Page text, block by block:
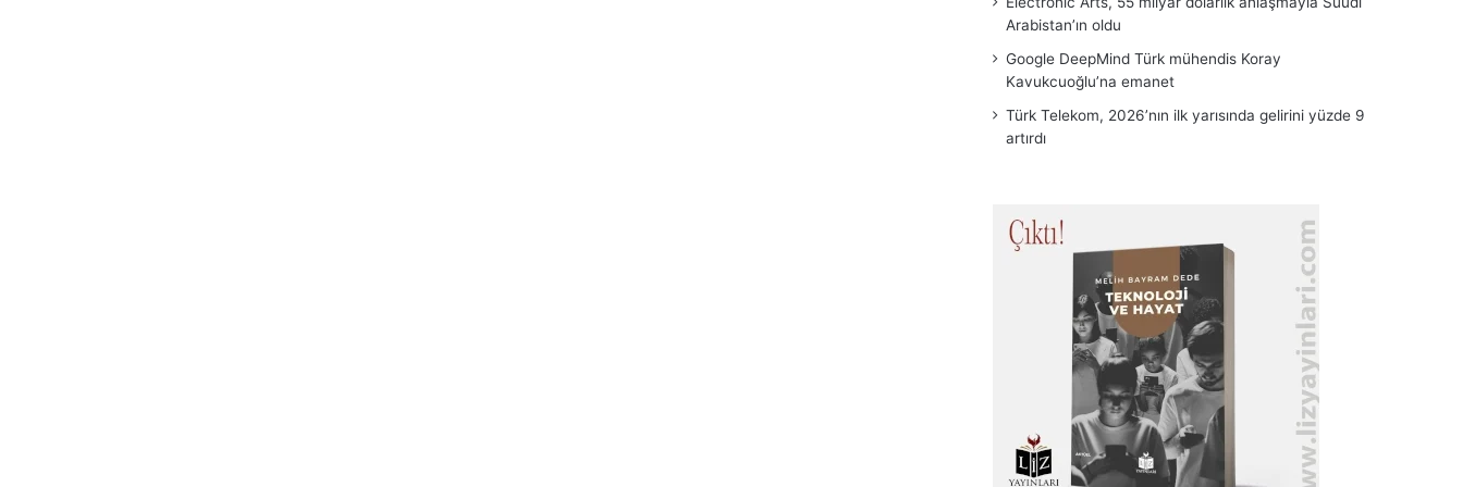
Arabistan’ın oldu
Google DeepMind Türk mühendis Koray
Kavukcuoğlu’na emanet
Türk Telekom, 2026’nın ilk yarısında gelirini yüzde 9
artırdı